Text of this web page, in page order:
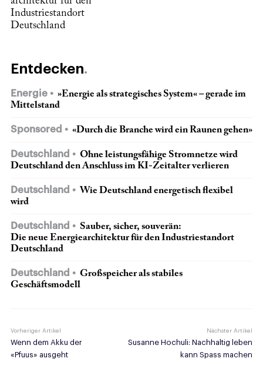
Industriestandort
Deutschland
Entdecken
Energie
»Energie als strategisches System« – gerade im
Mittelstand
Sponsored «Durch die Branche wird ein Raunen gehen»
Deutschland
Ohne leistungsfähige Stromnetze wird
Deutschland den Anschluss im KI-Zeitalter verlieren
Deutschland
Wie Deutschland energetisch flexibel
wird
Deutschland
Sauber, sicher, souverän:
Die neue Energie­architektur für den Industriestandort
Deutschland
Deutschland
Großspeicher als stabiles
Geschäftsmodell
Vorheriger Artikel
Wenn dem Akku der
«Pfuus» ausgeht
Nächster Artikel
Susanne Hochuli: Nachhaltig leben
kann Spass machen